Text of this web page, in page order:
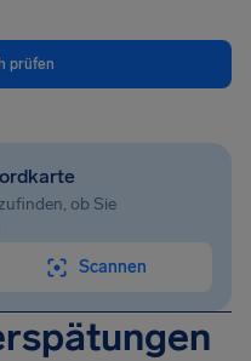
prüfen
ob Sie
Scannen